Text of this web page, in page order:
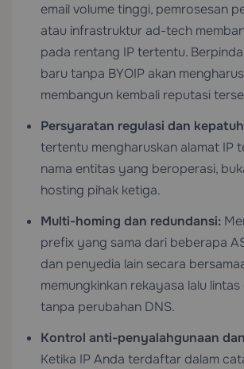
email volume tinggi, pemrosesan
atau infrastruktur ad-tech
pada rentang IP tertentu.
baru tanpa BYOIP akan
membangun kembali reputasi
Persyaratan regulasi dan
tertentu mengharuskan alamat IP
nama entitas yang beroperasi,
hosting pihak ketiga.
Multi-homing dan redundansi:
prefix yang sama dari beberapa
dan penyedia lain secara
memungkinkan rekayasa lalu
tanpa perubahan DNS.
Kontrol anti-penyalahgunaan
Ketika IP Anda terdaftar dalam